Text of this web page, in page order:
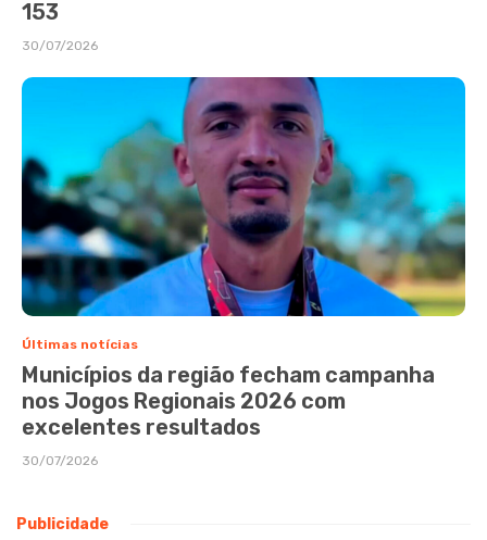
153
30/07/2026
Últimas notícias
Municípios da região fecham campanha
nos Jogos Regionais 2026 com
excelentes resultados
30/07/2026
Publicidade